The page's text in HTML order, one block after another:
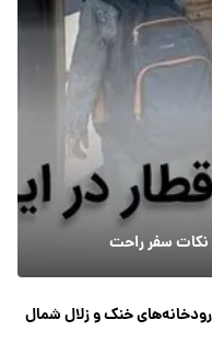
و نکات سفر راحت
رودخانه‌های خنک و زلال شمال